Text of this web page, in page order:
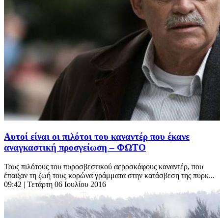
Αυτοί είναι οι πιλότοι του καναντέρ που έκανε
αναγκαστική προσγείωση – ΦΩΤΟ
Τους πιλότους του πυροσβεστικού αεροσκάφους καναντέρ, που
έπαιξαν τη ζωή τους κορώνα γράμματα στην κατάσβεση της πυρκ...
09:42 | Τετάρτη 06 Ιουλίου 2016